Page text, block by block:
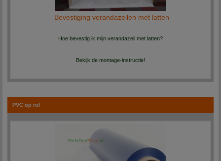
Bevestiging verandazeilen met latten
Hoe bevestig ik mijn verandazeil met latten?
Bekijk de montage-instructie!
PVC op rol